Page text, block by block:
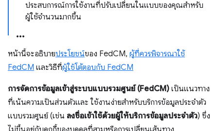
ประสบการณ์การใช้งานที่ปรับเปลี่ยนในแบบของคุณสำหรับ
ผู้ใช้จำนวนมากขึ้น
หน้านี้จะอธิบายประโยชน์ของ FedCM, ผู้ที่ควรพิจารณาใช้
FedCM และวิธีที่ผู้ใช้โต้ตอบกับ FedCM
การจัดการข้อมูลเข้าสู่ระบบแบบรวมศูนย์ (FedCM) เป็นแนวทาง
ที่เน้นความเป็นส่วนตัวและ ใช้งานง่ายสำหรับบริการข้อมูลประจำตัว
แบบรวมศูนย์ (เช่น ลงชื่อเข้าใช้ด้วยผู้ให้บริการข้อมูลประจำตัว) ซึ่ง